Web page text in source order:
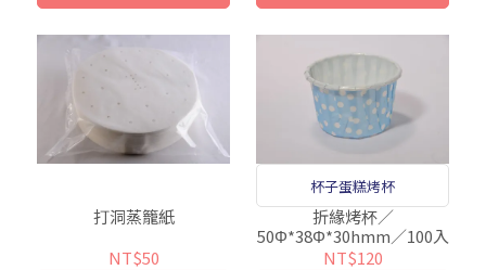
打洞蒸籠紙
NT$50
杯子蛋糕烤杯
折緣烤杯／
50Φ*38Φ*30hmm／100入
NT$120